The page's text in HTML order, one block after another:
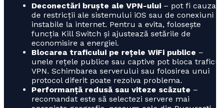
Deconectări bruște ale VPN-ului – pot fi
de restricții ale sistemului iOS sau de conexiuni
instabile la internet. Pentru a evita, folosește
funcția Kill Switch și ajustează setările de
economisire a energiei.
Blocarea traficului pe rețele WiFi publice –
unele rețele publice sau captive pot bloca
VPN. Schimbarea serverului sau folosirea unui
protocol diferit poate rezolva problema.
Performanță redusă sau viteze scăzute –
recomandat este să selectezi servere mai